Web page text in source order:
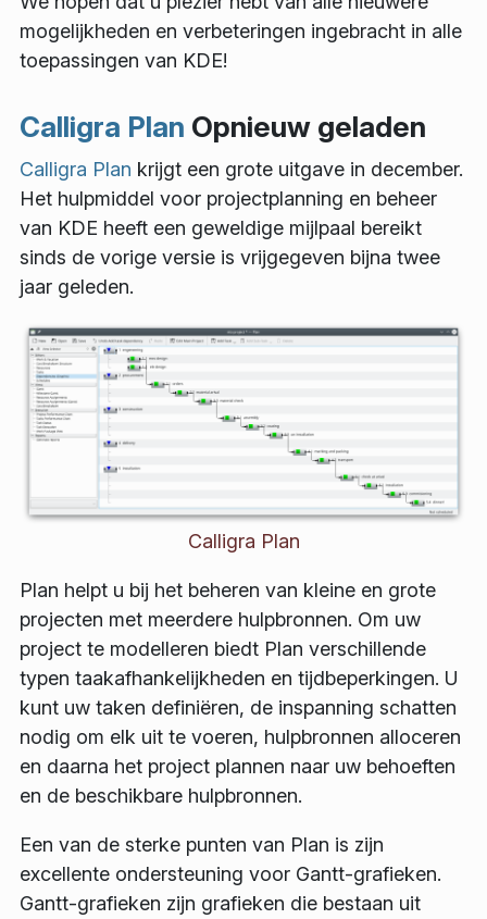
mogelijkheden en verbeteringen ingebracht in alle
toepassingen van KDE!
Calligra Plan Opnieuw geladen
Calligra Plan krijgt een grote uitgave in december.
Het hulpmiddel voor projectplanning en beheer
van KDE heeft een geweldige mijlpaal bereikt
sinds de vorige versie is vrijgegeven bijna twee
jaar geleden.
Calligra Plan
Plan helpt u bij het beheren van kleine en grote
projecten met meerdere hulpbronnen. Om uw
project te modelleren biedt Plan verschillende
typen taakafhankelijkheden en tijdbeperkingen. U
kunt uw taken definiëren, de inspanning schatten
nodig om elk uit te voeren, hulpbronnen alloceren
en daarna het project plannen naar uw behoeften
en de beschikbare hulpbronnen.
Een van de sterke punten van Plan is zijn
excellente ondersteuning voor Gantt-grafieken.
Gantt-grafieken zijn grafieken die bestaan uit